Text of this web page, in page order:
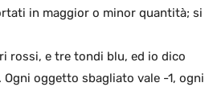
in maggior o minor quantità; si
rossi, e tre tondi blu, ed io dico
oggetto sbagliato vale -1, ogni